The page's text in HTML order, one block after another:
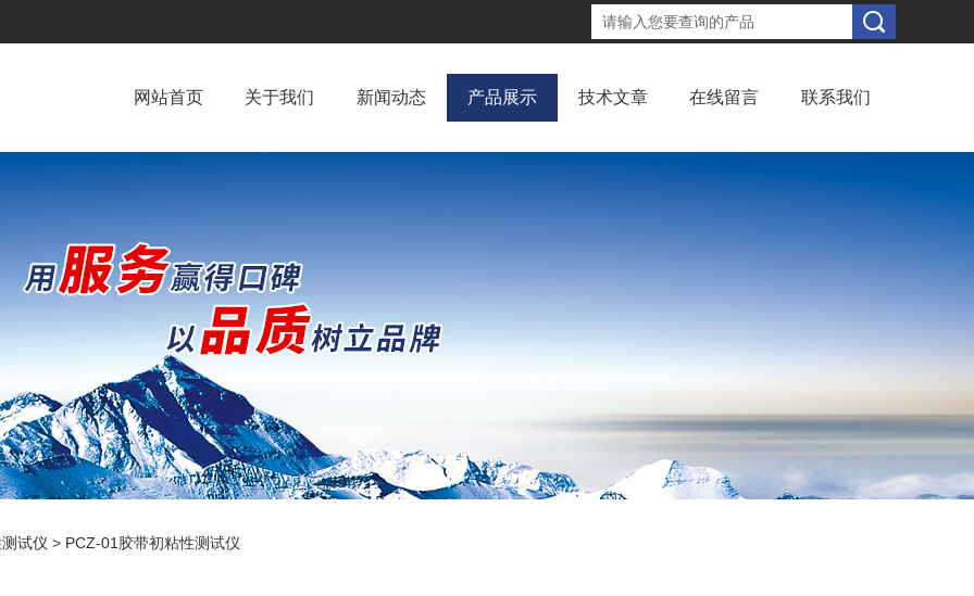
网站首页 关于我们 新闻动态 产品展示 技术文章 在线留言 联系我们
试仪 > PCZ-01胶带初粘性测试仪